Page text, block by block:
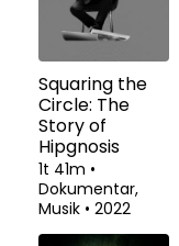
Squaring the
Circle: The
Story of
Hipgnosis
1t 41m •
Dokumentar,
Musik • 2022